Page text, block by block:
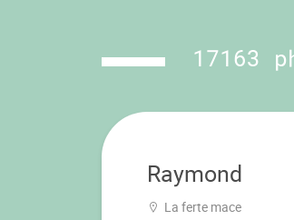
17163
Raymond
La ferte mace